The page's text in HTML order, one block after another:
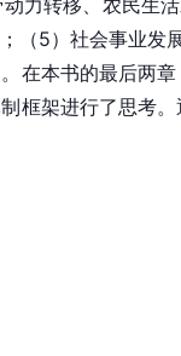
（5）社会事业
在本书的最后两
框架进行了思考